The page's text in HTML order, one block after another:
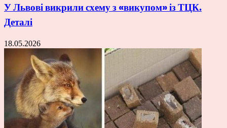
У Львові викрили схему з «викупом» із ТЦК.
Деталі
18.05.2026